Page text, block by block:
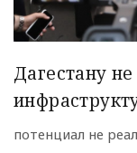
Дагестану
потенциал не